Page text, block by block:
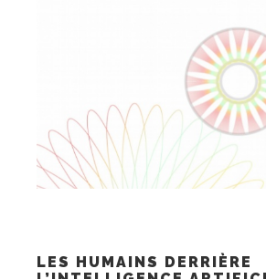
LES HUMAINS DERRIÈRE